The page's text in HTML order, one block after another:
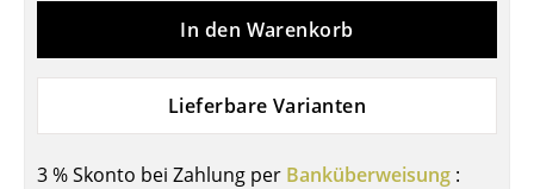
Servierwagen
... alle Tische
In den Warenkorb
Lieferbare Varianten
3 % Skonto bei Zahlung per Banküberweisung :